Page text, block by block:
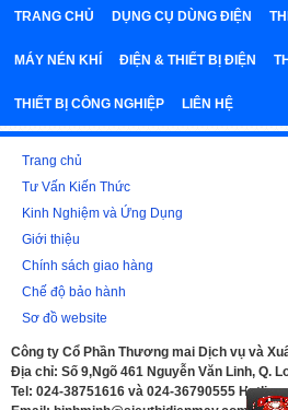
TRANG CHỦ DỤNG CỤ DÙNG ĐIỆN
MÁY NÉN KHÍ ĐIỆN & THIẾT BỊ ĐIỆN
THIẾT BỊ CÔNG NGHIỆP LIÊN HỆ
Trang chủ
Tư Vấn Kiến Thức
Kinh Nghiệm và Ứng Dụng
Giới thiệu
Chính sách giao hàng
Chế độ bảo hành
Sơ đồ website
Công ty Cổ Phần Thương mai Dịch vụ và
Địa chỉ: Số 9,Ngõ 461 Nguyễn Văn Linh, Q.
Tel: 024-38751616 và 024-36790555